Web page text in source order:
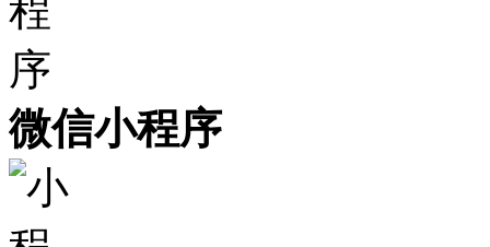
微信小程序